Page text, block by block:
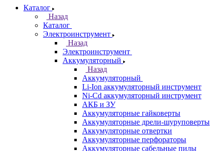
Каталог
Назад
Каталог
Электроинструмент
Назад
Электроинструмент
Аккумуляторный
Назад
Аккумуляторный
Li-Ion аккумуляторный инструмент
Ni-Cd аккумуляторный инструмент
АКБ и ЗУ
Аккумуляторные гайковерты
Аккумуляторные дрели-шуруповерты
Аккумуляторные отвертки
Аккумуляторные перфораторы
Аккумуляторные сабельные пилы